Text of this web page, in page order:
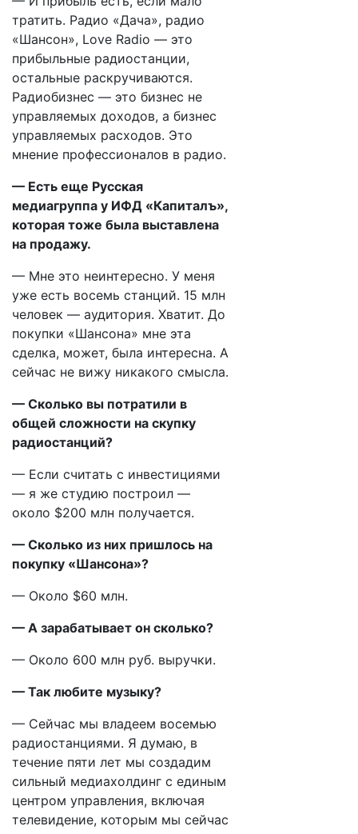
тратить. Радио «Дача», радио
«Шансон», Love Radio — это
прибыльные радиостанции,
остальные раскручиваются.
Радиобизнес — это бизнес не
управляемых доходов, а бизнес
управляемых расходов. Это
мнение профессионалов в радио.
— Есть еще Русская
медиагруппа у ИФД «Капиталъ»,
которая тоже была выставлена
на продажу.
— Мне это неинтересно. У меня
уже есть восемь станций. 15 млн
человек — аудитория. Хватит. До
покупки «Шансона» мне эта
сделка, может, была интересна. А
сейчас не вижу никакого смысла.
— Сколько вы потратили в
общей сложности на скупку
радиостанций?
— Если считать с инвестициями
— я же студию построил —
около $200 млн получается.
— Сколько из них пришлось на
покупку «Шансона»?
— Около $60 млн.
— А зарабатывает он сколько?
— Около 600 млн руб. выручки.
— Так любите музыку?
— Сейчас мы владеем восемью
радиостанциями. Я думаю, в
течение пяти лет мы создадим
сильный медиахолдинг с единым
центром управления, включая
телевидение, которым мы сейчас